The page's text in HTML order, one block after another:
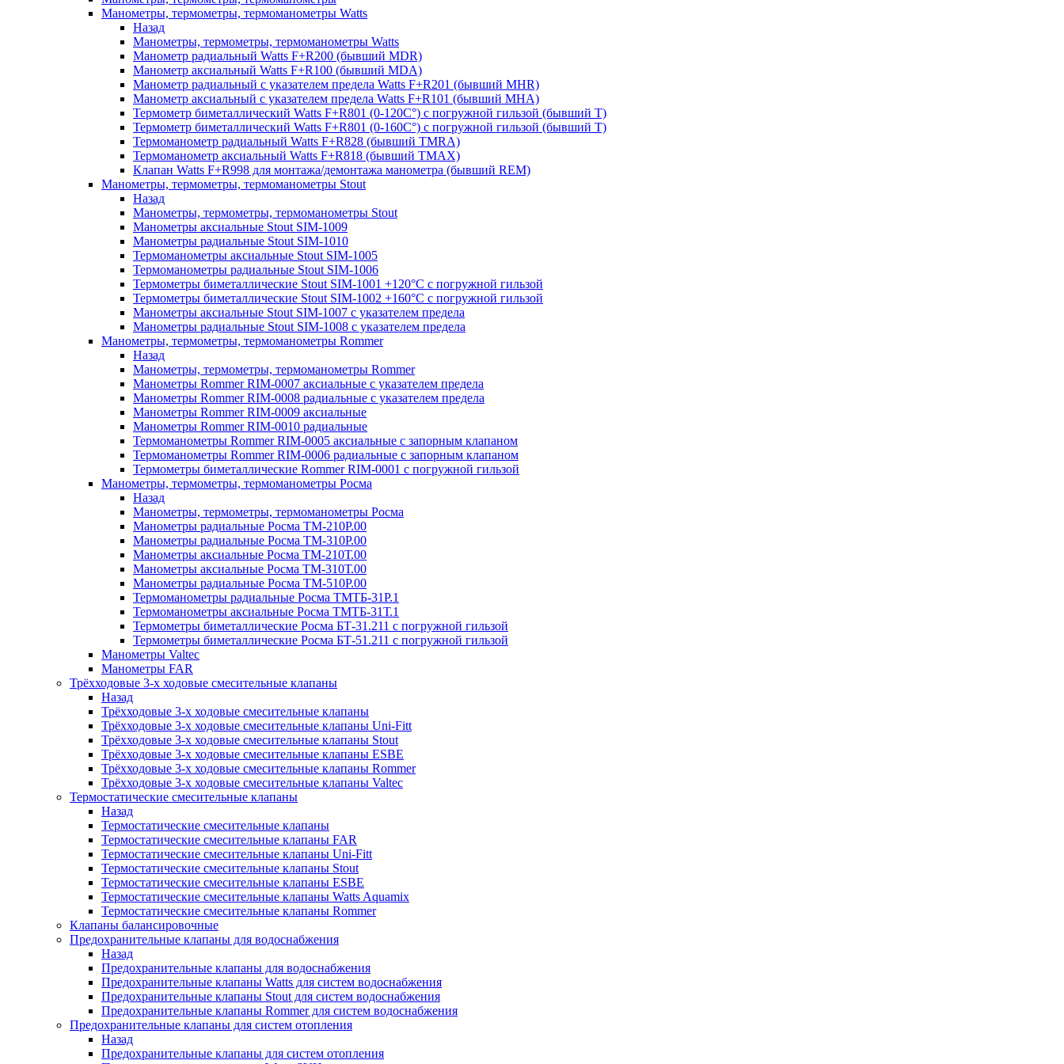
Манометры, термометры, термоманометры Watts
Назад
Манометры, термометры, термоманометры Watts
Манометр радиальный Watts F+R200 (бывший MDR)
Манометр аксиальный Watts F+R100 (бывший MDA)
Манометр радиальный с указателем предела Watts F+R201 (бывший MHR)
Манометр аксиальный с указателем предела Watts F+R101 (бывший MHA)
Термометр биметаллический Watts F+R801 (0-120С°) с погружной гильзой (бывший T)
Термометр биметаллический Watts F+R801 (0-160С°) с погружной гильзой (бывший T)
Термоманометр радиальный Watts F+R828 (бывший TMRA)
Термоманометр аксиальный Watts F+R818 (бывший TMAX)
Клапан Watts F+R998 для монтажа/демонтажа манометра (бывший REM)
Манометры, термометры, термоманометры Stout
Назад
Манометры, термометры, термоманометры Stout
Манометры аксиальные Stout SIM-1009
Манометры радиальные Stout SIM-1010
Термоманометры аксиальные Stout SIM-1005
Термоманометры радиальные Stout SIM-1006
Термометры биметаллические Stout SIM-1001 +120°С с погружной гильзой
Термометры биметаллические Stout SIM-1002 +160°С с погружной гильзой
Манометры аксиальные Stout SIM-1007 с указателем предела
Манометры радиальные Stout SIM-1008 с указателем предела
Манометры, термометры, термоманометры Rommer
Назад
Манометры, термометры, термоманометры Rommer
Манометры Rommer RIM-0007 аксиальные с указателем предела
Манометры Rommer RIM-0008 радиальные с указателем предела
Манометры Rommer RIM-0009 аксиальные
Манометры Rommer RIM-0010 радиальные
Термоманометры Rommer RIM-0005 аксиальные с запорным клапаном
Термоманометры Rommer RIM-0006 радиальные с запорным клапаном
Термометры биметаллические Rommer RIM-0001 с погружной гильзой
Манометры, термометры, термоманометры Росма
Назад
Манометры, термометры, термоманометры Росма
Манометры радиальные Росма ТМ-210P.00
Манометры радиальные Росма ТМ-310P.00
Манометры аксиальные Росма ТМ-210Т.00
Манометры аксиальные Росма ТМ-310Т.00
Манометры радиальные Росма ТМ-510P.00
Термоманометры радиальные Росма ТМТБ-31P.1
Термоманометры аксиальные Росма ТМТБ-31Т.1
Термометры биметаллические Росма БТ-31.211 с погружной гильзой
Термометры биметаллические Росма БТ-51.211 с погружной гильзой
Манометры Valtec
Манометры FAR
Трёхходовые 3-х ходовые смесительные клапаны
Назад
Трёхходовые 3-х ходовые смесительные клапаны
Трёхходовые 3-х ходовые смесительные клапаны Uni-Fitt
Трёхходовые 3-х ходовые смесительные клапаны Stout
Трёхходовые 3-х ходовые смесительные клапаны ESBE
Трёхходовые 3-х ходовые смесительные клапаны Rommer
Трёхходовые 3-х ходовые смесительные клапаны Valtec
Термостатические смесительные клапаны
Назад
Термостатические смесительные клапаны
Термостатические смесительные клапаны FAR
Термостатические смесительные клапаны Uni-Fitt
Термостатические смесительные клапаны Stout
Термостатические смесительные клапаны ESBE
Термостатические смесительные клапаны Watts Aquamix
Термостатические смесительные клапаны Rommer
Клапаны балансировочные
Предохранительные клапаны для водоснабжения
Назад
Предохранительные клапаны для водоснабжения
Предохранительные клапаны Watts для систем водоснабжения
Предохранительные клапаны Stout для систем водоснабжения
Предохранительные клапаны Rommer для систем водоснабжения
Предохранительные клапаны для систем отопления
Назад
Предохранительные клапаны для систем отопления